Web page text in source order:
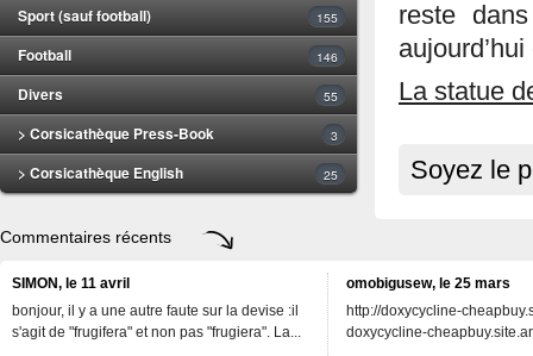
Sport (sauf football) 155
Football 146
Divers 55
> Corsicathèque Press-Book 3
> Corsicathèque English 25
reste
La statue
Soyez le
Commentaires récents
SIMON, le 11 avril
bonjour, il y a une autre faute sur la devise :il
s'agit de "frugifera" et non pas "frugiera". La...
omobigusew, le 25 mars
http://doxycycline-
doxycycline-